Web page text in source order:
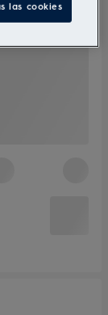
las cookies